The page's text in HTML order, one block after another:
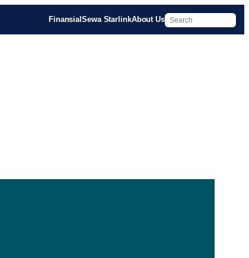
FinansialSewa StarlinkAbout Us